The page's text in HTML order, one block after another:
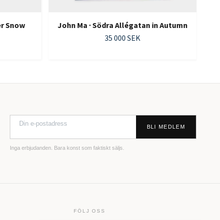
Snow
John Ma · Södra Allégatan in Autumn
35 000 SEK
BLI MEDLEM
Inga erbjudanden. Bara konst som faktiskt säljs.
FÖLJ OSS